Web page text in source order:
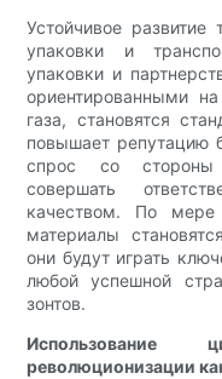
Устойчивое
упаковки и
упаковки и
ориентированными
газа, становятся
повышает репутацию
спрос со стороны
совершать
качеством. По мере
материалы
они будут играть
любой успешной
зонтов.
революционизации